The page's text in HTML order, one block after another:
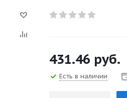
431.46 руб.
Есть в наличии